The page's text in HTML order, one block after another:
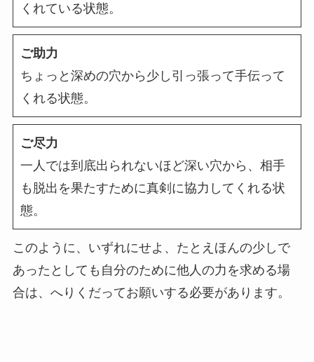
くれている状態。
ご助力
ちょっと深めの穴から少し引っ張って手伝って
くれる状態。
ご尽力
一人では到底出られないほど深い穴から、相手
も脱出を果たすために真剣に協力してくれる状
態。
このように、いずれにせよ、たとえほんの少しで
あったとしても自分のために他人の力を求める場
合は、へりくだってお願いする必要があります。